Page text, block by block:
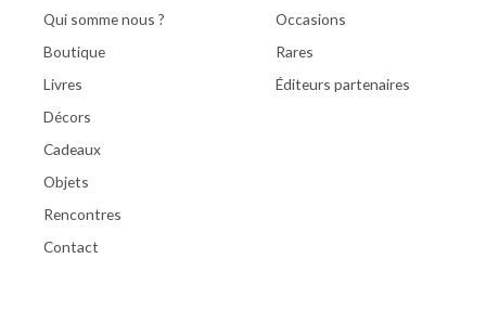
Qui somme nous ?
Boutique
Livres
Décors
Cadeaux
Objets
Rencontres
Contact
Occasions
Rares
Éditeurs partenaires